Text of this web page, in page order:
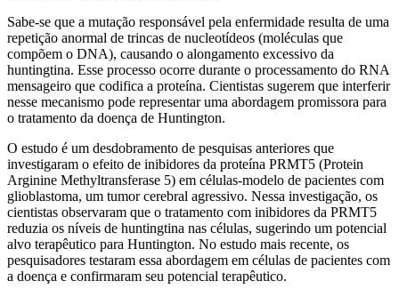
Sabe-se que a mutação responsável pela enfermidade resulta de uma
repetição anormal de trincas de nucleotídeos (moléculas que
compõem o DNA), causando o alongamento excessivo da
huntingtina. Esse processo ocorre durante o processamento do RNA
mensageiro que codifica a proteína. Cientistas sugerem que interferir
nesse mecanismo pode representar uma abordagem promissora para
o tratamento da doença de Huntington.
O estudo é um desdobramento de pesquisas anteriores que
investigaram o efeito de inibidores da proteína PRMT5 (Protein
Arginine Methyltransferase 5) em células-modelo de pacientes com
glioblastoma, um tumor cerebral agressivo. Nessa investigação, os
cientistas observaram que o tratamento com inibidores da PRMT5
reduzia os níveis de huntingtina nas células, sugerindo um potencial
alvo terapêutico para Huntington. No estudo mais recente, os
pesquisadores testaram essa abordagem em células de pacientes com
a doença e confirmaram seu potencial terapêutico.